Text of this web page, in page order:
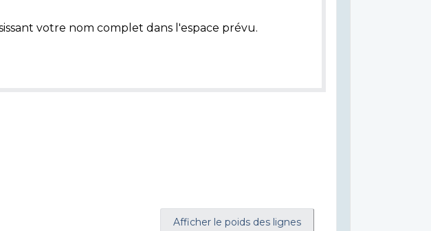
votre nom complet dans l'espace prévu.
Afficher le poids des lignes